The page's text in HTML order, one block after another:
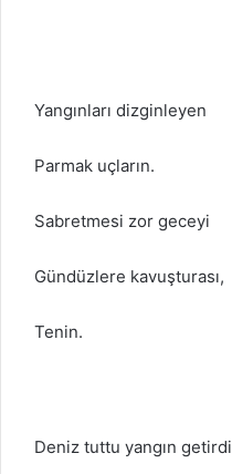
Yangınları dizginleyen
Parmak uçların.
Sabretmesi zor geceyi
Gündüzlere kavuşturası,
Tenin.
Deniz tuttu yangın getirdi